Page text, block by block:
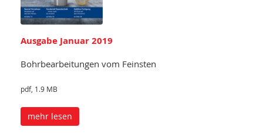
Ausgabe Januar 2019
Bohrbearbeitungen vom Feinsten
pdf, 1.9 MB
mehr lesen